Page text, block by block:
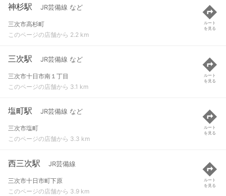
神杉駅 JR芸備線 など
三次市高杉町
このページの店舗から 2.2 km
ルート
を見る
三次駅 JR芸備線 など
三次市十日市南１丁目
このページの店舗から 3.1 km
ルート
を見る
塩町駅 JR芸備線 など
三次市塩町
このページの店舗から 3.3 km
ルート
を見る
西三次駅 JR芸備線
三次市十日市町下原
このページの店舗から 3.9 km
ルート
を見る